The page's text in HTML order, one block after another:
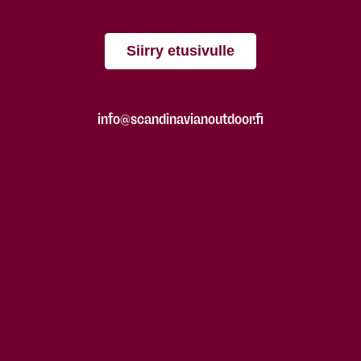
Siirry etusivulle
info@scandinavianoutdoor.fi